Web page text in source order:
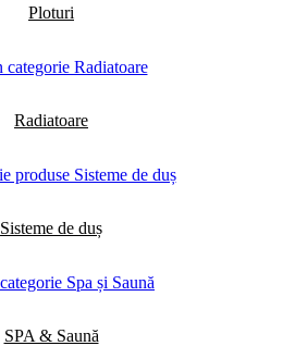
Ploturi
Radiatoare
Sisteme de duș
SPA & Saună